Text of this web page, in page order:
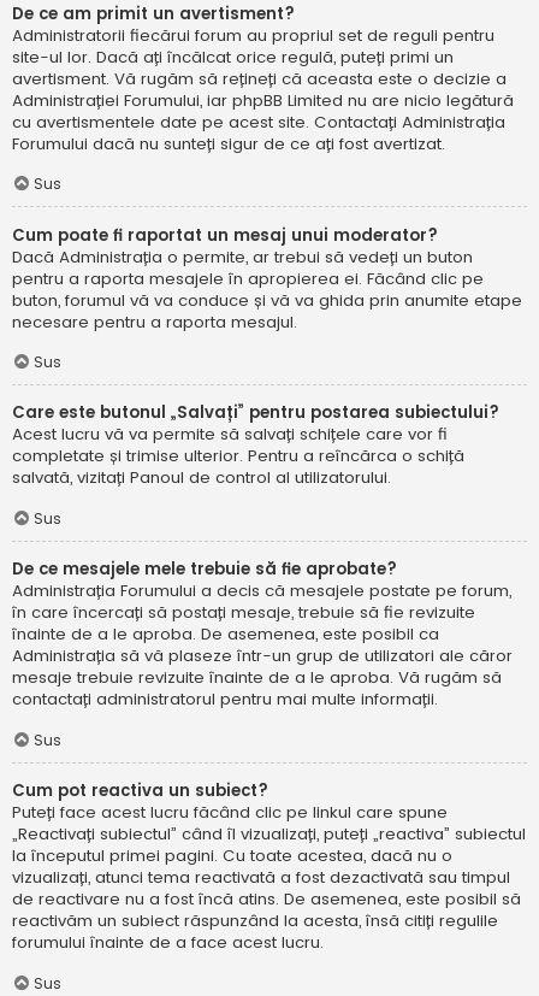
De ce am primit un avertisment?
Administratorii fiecărui forum au propriul set de reguli pentru
site-ul lor. Dacă ați încălcat orice regulă, puteți primi un
avertisment. Vă rugăm să rețineți că aceasta este o decizie a
Administrației Forumului, iar phpBB Limited nu are nicio legătură
cu avertismentele date pe acest site. Contactați Administrația
Forumului dacă nu sunteți sigur de ce ați fost avertizat.
Sus
Cum poate fi raportat un mesaj unui moderator?
Dacă Administrația o permite, ar trebui să vedeți un buton
pentru a raporta mesajele în apropierea ei. Făcând clic pe
buton, forumul vă va conduce și vă va ghida prin anumite etape
necesare pentru a raporta mesajul.
Sus
Care este butonul „Salvați” pentru postarea subiectului?
Acest lucru vă va permite să salvați schițele care vor fi
completate și trimise ulterior. Pentru a reîncărca o schiță
salvată, vizitați Panoul de control al utilizatorului.
Sus
De ce mesajele mele trebuie să fie aprobate?
Administrația Forumului a decis că mesajele postate pe forum,
în care încercați să postați mesaje, trebuie să fie revizuite
înainte de a le aproba. De asemenea, este posibil ca
Administrația să vă plaseze într-un grup de utilizatori ale căror
mesaje trebuie revizuite înainte de a le aproba. Vă rugăm să
contactați administratorul pentru mai multe informații.
Sus
Cum pot reactiva un subiect?
Puteți face acest lucru făcând clic pe linkul care spune
„Reactivați subiectul” când îl vizualizați, puteți „reactiva” subiectul
la începutul primei pagini. Cu toate acestea, dacă nu o
vizualizați, atunci tema reactivată a fost dezactivată sau timpul
de reactivare nu a fost încă atins. De asemenea, este posibil să
reactivăm un subiect răspunzând la acesta, însă citiți regulile
forumului înainte de a face acest lucru.
Sus